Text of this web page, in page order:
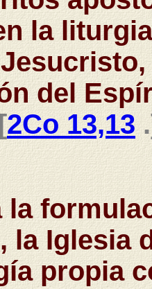
la
del
[2Co 13,13
la
, la Iglesia
propia